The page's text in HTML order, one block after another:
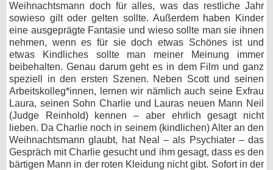
Weihnachtsmann doch für alles, was das restliche Jahr
sowieso gilt oder gelten sollte. Außerdem haben Kinder
eine ausgeprägte Fantasie und wieso sollte man sie ihnen
nehmen, wenn es für sie doch etwas Schönes ist und
etwas Kindliches sollte man meiner Meinung immer
beibehalten. Genau darum geht es in dem Film und ganz
speziell in den ersten Szenen. Neben Scott und seinen
Arbeitskolleg*innen, lernen wir nämlich auch seine Exfrau
Laura, seinen Sohn Charlie und Lauras neuen Mann Neil
(Judge Reinhold) kennen – aber ehrlich gesagt nicht
lieben. Da Charlie noch in seinem (kindlichen) Alter an den
Weihnachtsmann glaubt, hat Neal – als Psychiater – das
Gespräch mit Charlie gesucht und ihm gesagt, dass es den
bärtigen Mann in der roten Kleidung nicht gibt. Sofort in der